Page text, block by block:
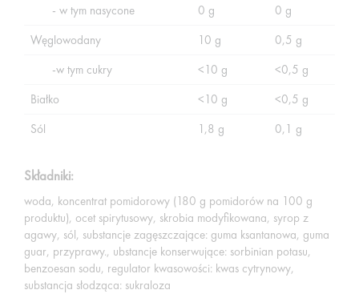
- w tym nasycone 0 g
0 g
Węglowodany
10 g
0,5 g
-w tym cukry
<10 g
<0,5 g
Białko
<10 g
<0,5 g
Sól
1,8 g 0,1 g
Składniki:
woda, koncentrat pomidorowy (180 g pomidorów na 100 g
produktu), ocet spirytusowy, skrobia modyfikowana, syrop z
agawy, sól, substancje zagęszczające: guma ksantanowa, guma
guar, przyprawy., ubstancje konserwujące: sorbinian potasu,
benzoesan sodu, regulator kwasowości: kwas cytrynowy,
substancja słodząca: sukraloza